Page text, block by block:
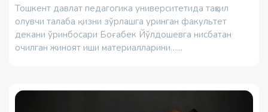
Тошкент давлат педагогика университетида таҳсил
олувчи талаба қизни зўрлашга уринган факультет
декани ўринбосари Боғабек Йўлдошевга нисбатан
очилган жиноят иши материалларини…...